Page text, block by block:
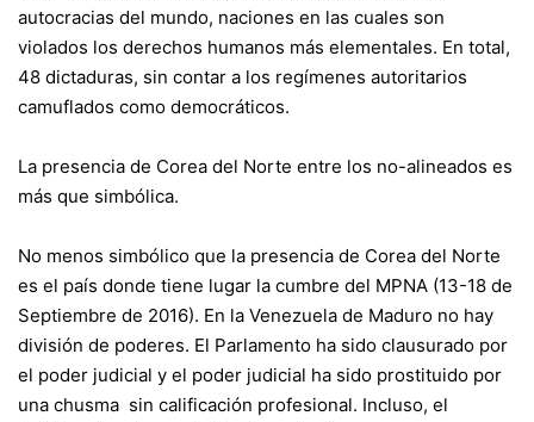
autocracias del mundo, naciones en las cuales son
violados los derechos humanos más elementales. En total,
48 dictaduras, sin contar a los regímenes autoritarios
camuflados como democráticos.
La presencia de Corea del Norte entre los no-alineados es
más que simbólica.
No menos simbólico que la presencia de Corea del Norte
es el país donde tiene lugar la cumbre del MPNA (13-18 de
Septiembre de 2016). En la Venezuela de Maduro no hay
división de poderes. El Parlamento ha sido clausurado por
el poder judicial y el poder judicial ha sido prostituido por
una chusma sin calificación profesional. Incluso, el